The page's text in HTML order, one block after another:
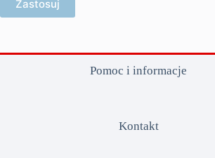
Zastosuj
Pomoc i informacje
Kontakt